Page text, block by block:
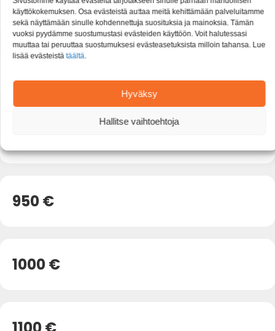
käyttökokemuksen. Osa evästeistä auttaa meitä kehittämään palveluitamme
sekä näyttämään sinulle kohdennettuja suosituksia ja mainoksia. Tämän
vuoksi pyydämme suostumustasi evästeiden käyttöön. Voit halutessasi
muuttaa tai peruuttaa suostumuksesi evästeasetuksista milloin tahansa. Lue
lisää evästeistätäältä.
Hyväksy
Hallitse vaihtoehtoja
800 €
950 €
1000 €